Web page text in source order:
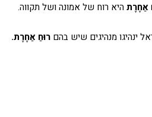
אַחֶרֶת היא רוח של אמונה ושל תקווה.
ינהיגו מנהיגים שיש בהם רוּחַ אַחֶרֶת.